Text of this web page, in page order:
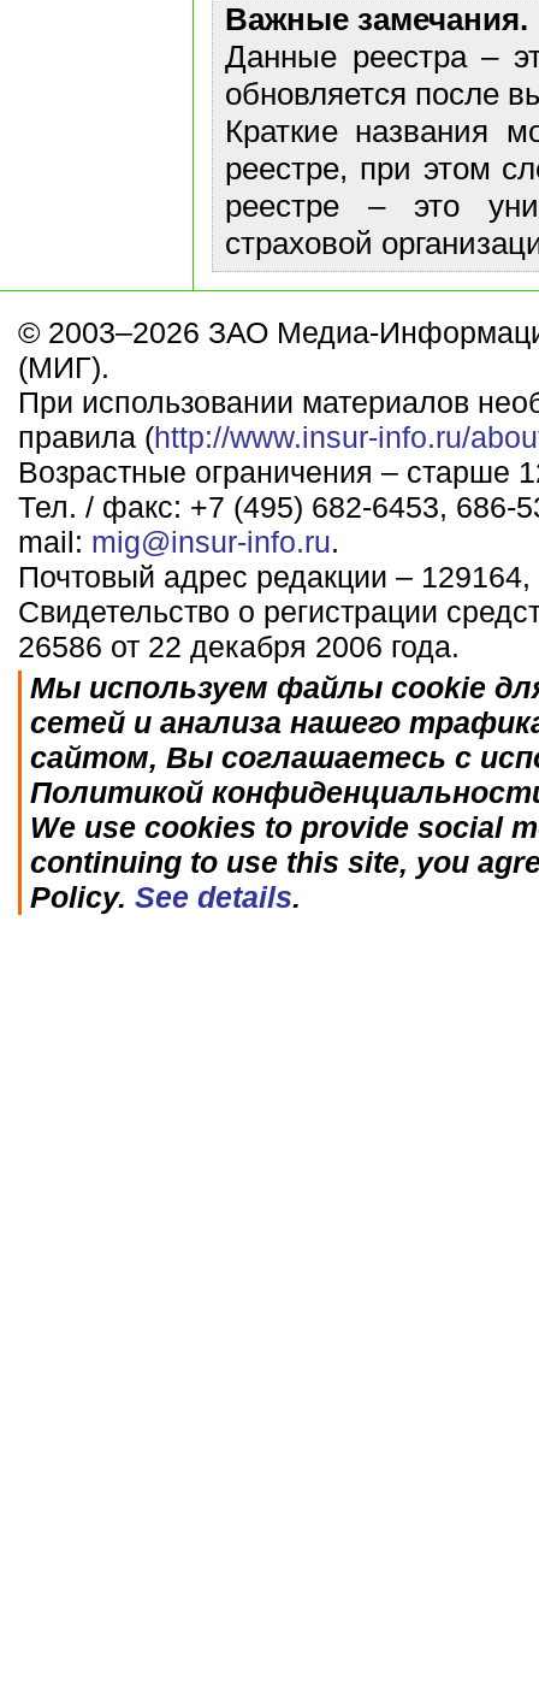
Важные замечания.
Данные реестра –
обновляется после
Краткие названия
реестре, при этом
реестре – это
страховой
© 2003–2026 ЗАО Медиа-
(МИГ).
При использовании материалов
правила (http://www.insur-info.ru/
Возрастные ограничения – старше
Тел. / факс: +7 (495) 682-6453, 686-
mail: mig@insur-info.ru.
Почтовый адрес редакции –
Свидетельство о регистрации
26586 от 22 декабря 2006 года.
Мы используем файлы cookie
сетей и анализа нашего
сайтом, Вы соглашаетесь с
Политикой
We use cookies to provide social
continuing to use this site, you
Policy. See details.